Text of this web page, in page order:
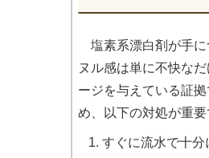
塩素系漂白剤が手
ヌル感は単に不快な
ージを与えている証
め、以下の対処が重要
すぐに流水で十分